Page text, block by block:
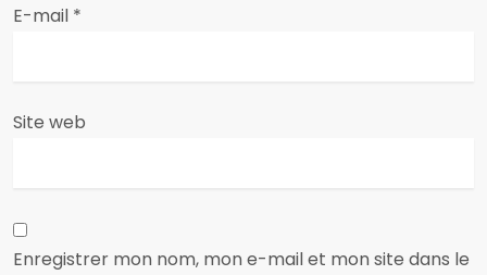
i
l
E-mail *
Site web
Enregistrer mon nom, mon e-mail et mon site dans le